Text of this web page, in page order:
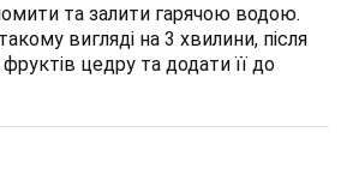
та залити гарячою водою.
вигляді на 3 хвилини, після
цедру та додати її до